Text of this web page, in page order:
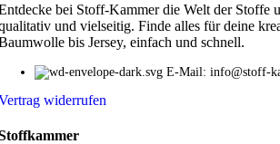
bei Stoff-Kammer die Welt der Stoffe
und vielseitig. Finde alles für deine
bis Jersey, einfach und schnell.
E-Mail: info@stoff-
widerrufen